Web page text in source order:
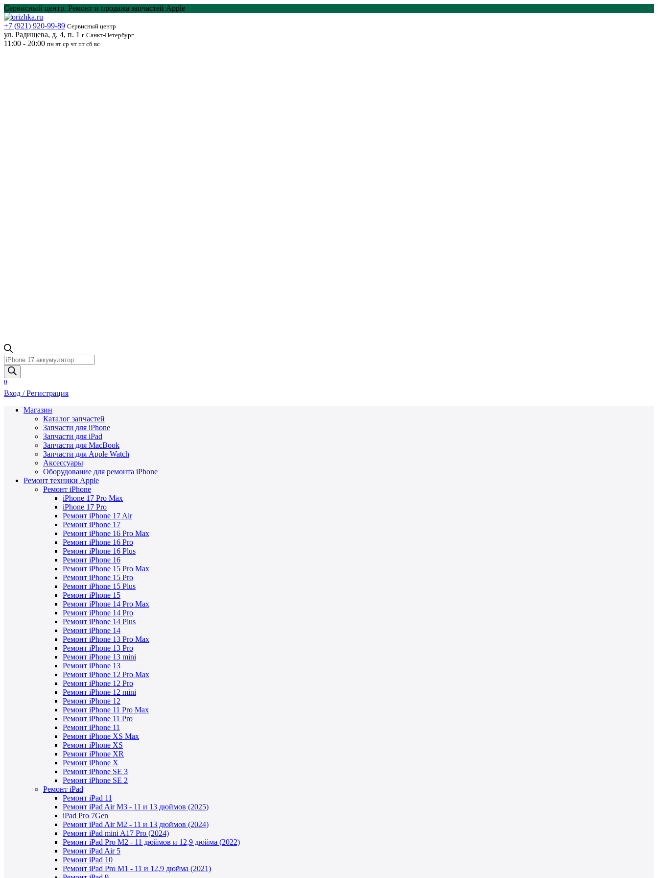
Перейти
к
содержанию
Сервисный центр. Ремонт и продажа запчастей Apple
+7 (921) 920-99-89 Сервисный центр
ул. Радищева, д. 4, п. 1 г. Санкт-Петербург
11:00 - 20:00 пн вт ср чт пт сб вс
Поиск
товаров
0
Вход / Регистрация
Магазин
Каталог запчастей
Запчасти для iPhone
Запчасти для iPad
Запчасти для MacBook
Запчасти для Apple Watch
Аксессуары
Оборудование для ремонта iPhone
Ремонт техники Apple
Ремонт iPhone
iPhone 17 Pro Max
iPhone 17 Pro
Ремонт iPhone 17 Air
Ремонт iPhone 17
Ремонт iPhone 16 Pro Max
Ремонт iPhone 16 Pro
Ремонт iPhone 16 Plus
Ремонт iPhone 16
Ремонт iPhone 15 Pro Max
Ремонт iPhone 15 Pro
Ремонт iPhone 15 Plus
Ремонт iPhone 15
Ремонт iPhone 14 Pro Max
Ремонт iPhone 14 Pro
Ремонт iPhone 14 Plus
Ремонт iPhone 14
Ремонт iPhone 13 Pro Max
Ремонт iPhone 13 Pro
Ремонт iPhone 13 mini
Ремонт iPhone 13
Ремонт iPhone 12 Pro Max
Ремонт iPhone 12 Pro
Ремонт iPhone 12 mini
Ремонт iPhone 12
Ремонт iPhone 11 Pro Max
Ремонт iPhone 11 Pro
Ремонт iPhone 11
Ремонт iPhone XS Max
Ремонт iPhone XS
Ремонт iPhone XR
Ремонт iPhone X
Ремонт iPhone SE 3
Ремонт iPhone SE 2
Ремонт iPad
Ремонт iPad 11
Ремонт iPad Air M3 - 11 и 13 дюймов (2025)
iPad Pro 7Gen
Ремонт iPad Air M2 - 11 и 13 дюймов (2024)
Ремонт iPad mini A17 Pro (2024)
Ремонт iPad Pro M2 - 11 дюймов и 12,9 дюйма (2022)
Ремонт iPad Air 5
Ремонт iPad 10
Ремонт iPad Pro M1 - 11 и 12,9 дюйма (2021)